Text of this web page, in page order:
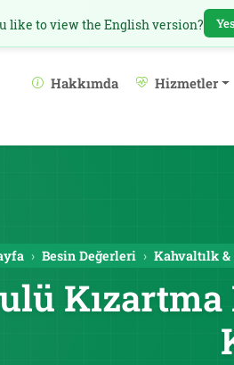
like to view the English version?
Hakkımda Hizmetler
Besin Değerleri Kahvaltılk &